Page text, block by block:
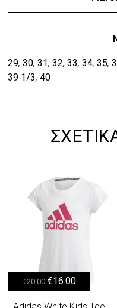
29,30,31,32,33,34,35,
39 1/3,40
€20.00 Original price was: €20.00.
€16.00Η τρέχουσα τιμή είναι: €16.00.